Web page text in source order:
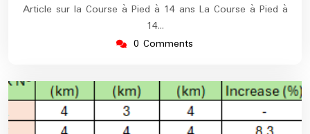
Article sur la Course à Pied à 14 ans La Course à Pied à
14…
0 Comments